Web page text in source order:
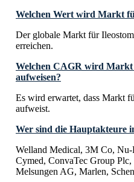
Welchen Wert wird Markt
Der globale Markt für
erreichen.
Welchen CAGR wird Markt
aufweisen?
Es wird erwartet, dass Markt
aufweist.
Wer sind die Hauptakteure
Welland Medical, 3M Co,
Cymed, ConvaTec Group
Melsungen AG, Marlen,